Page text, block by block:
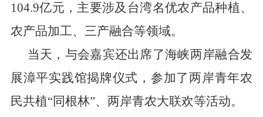
104.9亿元，主要涉及台湾名优农产品种植、
农产品加工、三产融合等领域。
当天，与会嘉宾还出席了海峡两岸融合发
展漳平实践馆揭牌仪式，参加了两岸青年农
民共植“同根林”、两岸青农大联欢等活动。